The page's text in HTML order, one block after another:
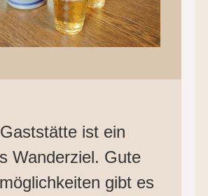
ist ein
Wanderziel. Gute
gibt es